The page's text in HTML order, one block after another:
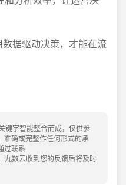
据驱动决策，才能在流
键字智能整合而成，仅供参
准确或完整作任何形式的承
过联系
九数云收到您的反馈后将及时